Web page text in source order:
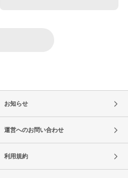
お知らせ
運営へのお問い合わせ
利用規約